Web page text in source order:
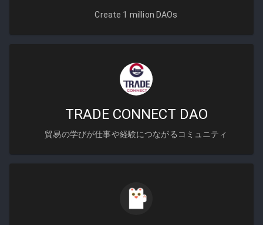
Create 1 million DAOs
TRADE CONNECT DAO
貿易の学びが仕事や経験につながるコミュニティ